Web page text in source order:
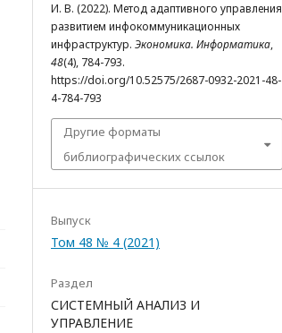
И. В. (2022). Метод адаптивного управления
развитием инфокоммуникационных
инфраструктур. Экономика. Информатика,
48(4), 784-793.
https://doi.org/10.52575/2687-0932-2021-48-
4-784-793
Другие форматы
библиографических ссылок
Выпуск
Том 48 № 4 (2021)
Раздел
СИСТЕМНЫЙ АНАЛИЗ И
УПРАВЛЕНИЕ